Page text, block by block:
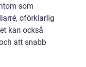
som
oförklarlig
kan också
att snabb